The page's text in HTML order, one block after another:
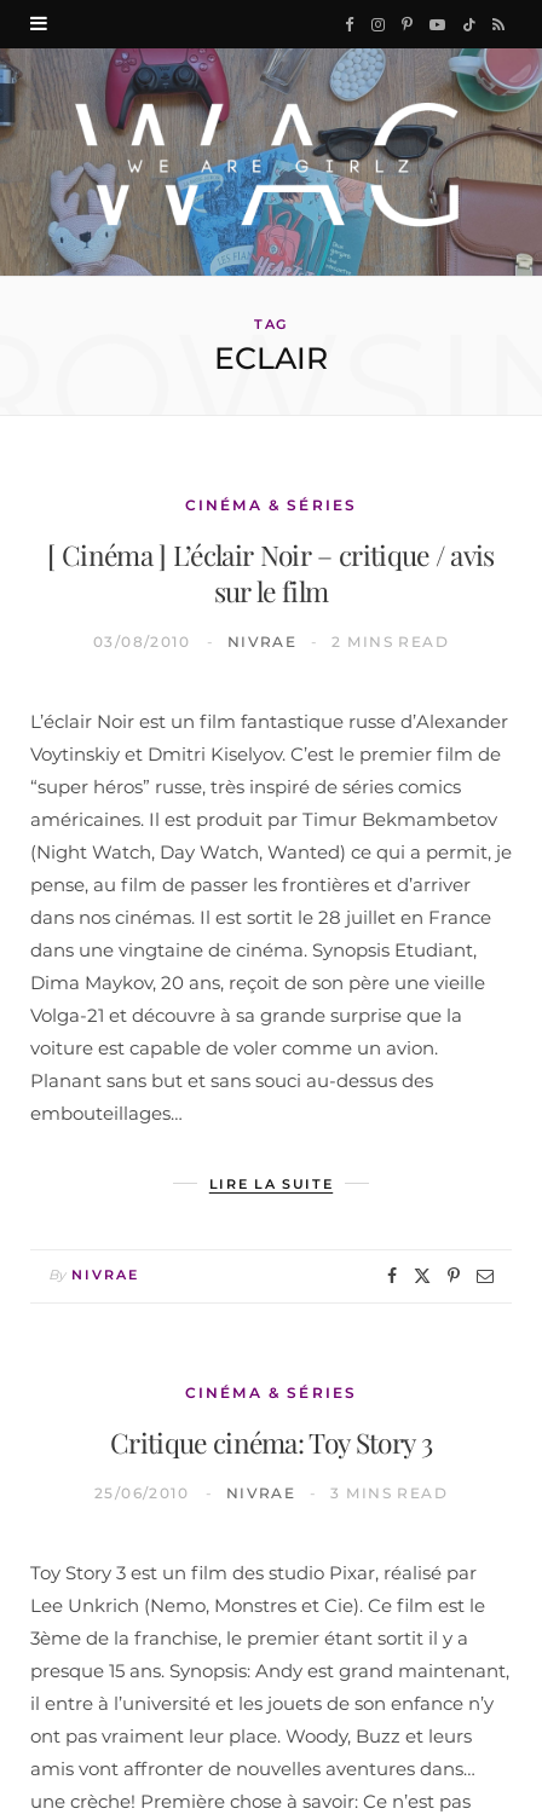
F
a
c
e
b
o
I
n
s
a
P
n
e
Y
o
u
u
T
i
k
R
S
TAG
ECLAIR
CINÉMA & SÉRIES
[ Cinéma ] L’éclair Noir – critique / avis
sur le film
03/08/2010 NIVRAE 2 MINS READ
L’éclair Noir est un film fantastique russe d’Alexander
Voytinskiy et Dmitri Kiselyov. C’est le premier film de
“super héros” russe, très inspiré de séries comics
américaines. Il est produit par Timur Bekmambetov
(Night Watch, Day Watch, Wanted) ce qui a permit, je
pense, au film de passer les frontières et d’arriver
dans nos cinémas. Il est sortit le 28 juillet en France
dans une vingtaine de cinéma. Synopsis Etudiant,
Dima Maykov, 20 ans, reçoit de son père une vieille
Volga-21 et découvre à sa grande surprise que la
voiture est capable de voler comme un avion.
Planant sans but et sans souci au-dessus des
embouteillages…
LIRE LA SUITE
By NIVRAE
CINÉMA & SÉRIES
Critique cinéma: Toy Story 3
25/06/2010 NIVRAE 3 MINS READ
Toy Story 3 est un film des studio Pixar, réalisé par
Lee Unkrich (Nemo, Monstres et Cie). Ce film est le
3ème de la franchise, le premier étant sortit il y a
presque 15 ans. Synopsis: Andy est grand maintenant,
il entre à l’université et les jouets de son enfance n’y
ont pas vraiment leur place. Woody, Buzz et leurs
amis vont affronter de nouvelles aventures dans…
une crèche! Première chose à savoir: Ce n’est pas